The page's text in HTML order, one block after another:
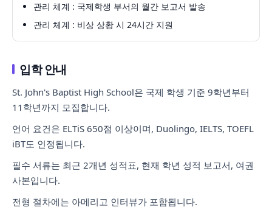
관리 체계 : 국제학생 부서의 월간 보고서 발송
관리 체계 : 비상 상황 시 24시간 지원
입학 안내
St. John's Baptist High School은 국제 학생 기준 9학년부터
11학년까지 모집합니다.
언어 요건은 ELTiS 650점 이상이며, Duolingo, IELTS, TOEFL
iBT도 인정됩니다.
필수 서류는 최근 2개년 성적표, 현재 학년 성적 보고서, 여권
사본입니다.
전형 절차에는 아메리고 인터뷰가 포함됩니다.